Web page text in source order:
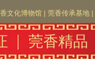
文化博物馆 | 莞香传承基地 |
莞香精品